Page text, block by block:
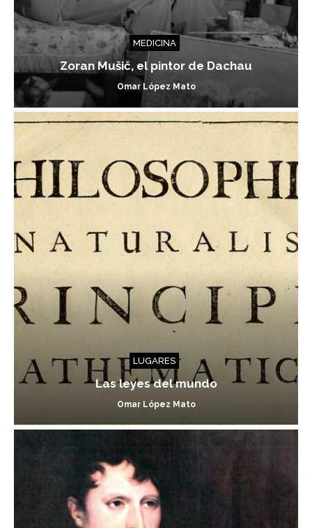
MEDICINA
Zoran Mušič, el pintor de Dachau
Omar López Mato
LUGARES
Las leyes del mundo
Omar López Mato